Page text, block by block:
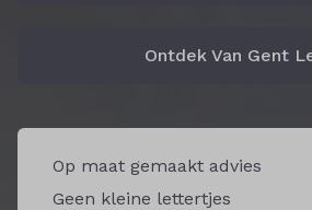
Ontdek Van Gent
Op maat gemaakt advies
Geen kleine lettertjes